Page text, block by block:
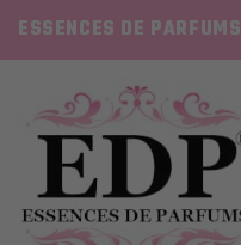
SkipESSENCES DE PARFUMS